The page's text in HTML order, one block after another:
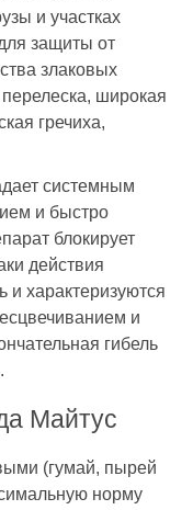
и участках
защиты от
злаковых
широкая
гречиха,
системным
и быстро
блокирует
действия
и характеризуются
и
гибель
Майтус
(гумай, пырей
норму